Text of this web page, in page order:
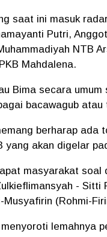
saat ini masuk
Putri,
NTB
Mahdalena.
Bima secara
bacawagub atau
berharap ada
akan digelar
masyarakat
- Sitti
(Rohmi-
lemahnya